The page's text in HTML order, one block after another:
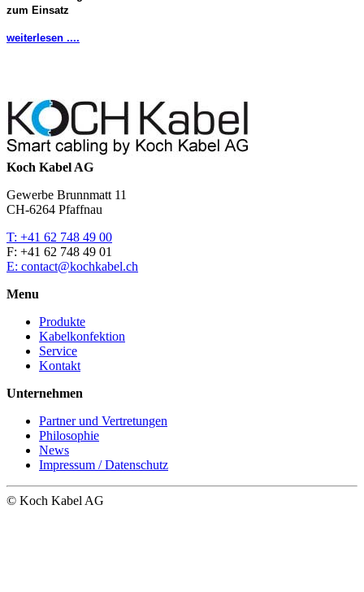
zum Einsatz
weiterlesen ....
Koch Kabel AG
Gewerbe Brunnmatt 11
CH-6264 Pfaffnau
T: +41 62 748 49 00
F: +41 62 748 49 01
E: contact@kochkabel.ch
Menu
Produkte
Kabelkonfektion
Service
Kontakt
Unternehmen
Partner und Vertretungen
Philosophie
News
Impressum / Datenschutz
© Koch Kabel AG